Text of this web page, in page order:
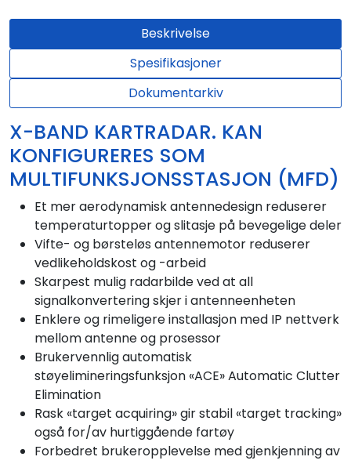
Beskrivelse
Spesifikasjoner
Dokumentarkiv
X-BAND KARTRADAR. KAN
KONFIGURERES SOM
MULTIFUNKSJONSSTASJON (MFD)
Et mer aerodynamisk antennedesign reduserer
temperaturtopper og slitasje på bevegelige deler
Vifte- og børsteløs antennemotor reduserer
vedlikeholdskost og -arbeid
Skarpest mulig radarbilde ved at all
signalkonvertering skjer i antenneenheten
Enklere og rimeligere installasjon med IP nettverk
mellom antenne og prosessor
Brukervennlig automatisk
støyelimineringsfunksjon «ACE» Automatic Clutter
Elimination
Rask «target acquiring» gir stabil «target tracking»
også for/av hurtiggående fartøy
Forbedret brukeropplevelse med gjenkjenning av